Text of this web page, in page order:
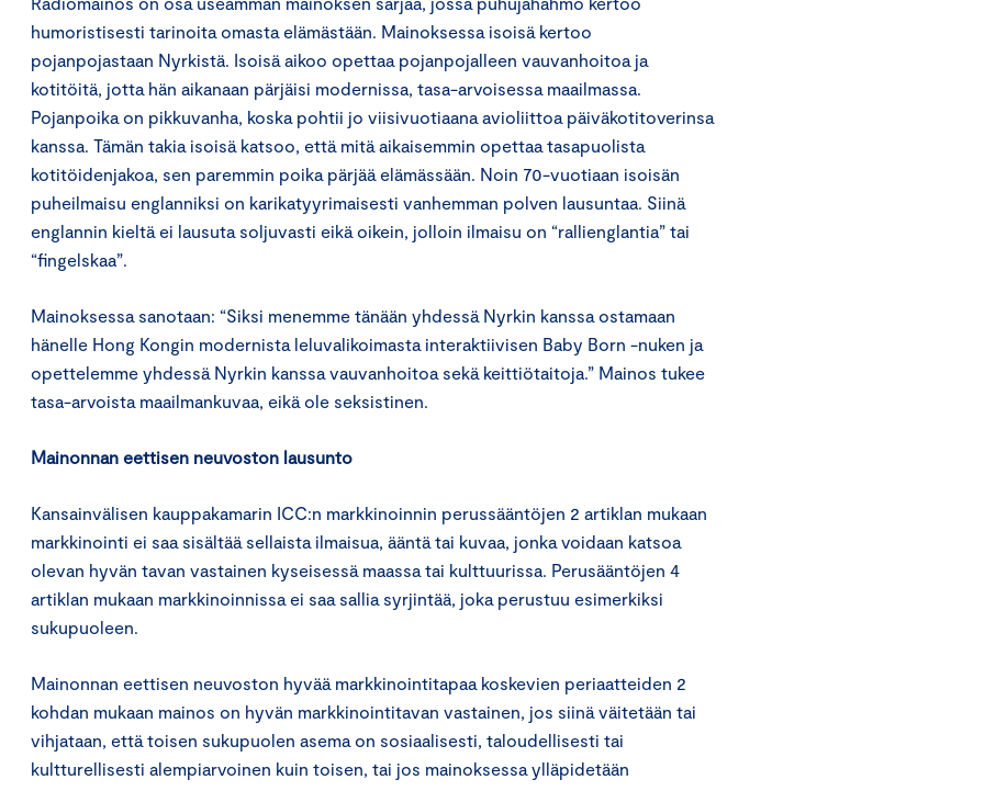
humoristisesti tarinoita omasta elämästään. Mainoksessa isoisä kertoo
pojanpojastaan Nyrkistä. Isoisä aikoo opettaa pojanpojalleen vauvanhoitoa ja
kotitöitä, jotta hän aikanaan pärjäisi modernissa, tasa-arvoisessa maailmassa.
Pojanpoika on pikkuvanha, koska pohtii jo viisivuotiaana avioliittoa päiväkotitoverinsa
kanssa. Tämän takia isoisä katsoo, että mitä aikaisemmin opettaa tasapuolista
kotitöidenjakoa, sen paremmin poika pärjää elämässään. Noin 70-vuotiaan isoisän
puheilmaisu englanniksi on karikatyyrimaisesti vanhemman polven lausuntaa. Siinä
englannin kieltä ei lausuta soljuvasti eikä oikein, jolloin ilmaisu on “rallienglantia” tai
“fingelskaa”.
Mainoksessa sanotaan: “Siksi menemme tänään yhdessä Nyrkin kanssa ostamaan
hänelle Hong Kongin modernista leluvalikoimasta interaktiivisen Baby Born -nuken ja
opettelemme yhdessä Nyrkin kanssa vauvanhoitoa sekä keittiötaitoja.” Mainos tukee
tasa-arvoista maailmankuvaa, eikä ole seksistinen.
Mainonnan eettisen neuvoston lausunto
Kansainvälisen kauppakamarin ICC:n markkinoinnin perussääntöjen 2 artiklan mukaan
markkinointi ei saa sisältää sellaista ilmaisua, ääntä tai kuvaa, jonka voidaan katsoa
olevan hyvän tavan vastainen kyseisessä maassa tai kulttuurissa. Perusääntöjen 4
artiklan mukaan markkinoinnissa ei saa sallia syrjintää, joka perustuu esimerkiksi
sukupuoleen.
Mainonnan eettisen neuvoston hyvää markkinointitapaa koskevien periaatteiden 2
kohdan mukaan mainos on hyvän markkinointitavan vastainen, jos siinä väitetään tai
vihjataan, että toisen sukupuolen asema on sosiaalisesti, taloudellisesti tai
kultturellisesti alempiarvoinen kuin toisen, tai jos mainoksessa ylläpidetään